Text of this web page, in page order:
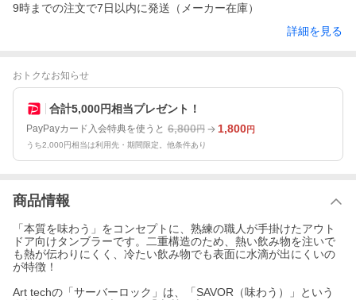
9時までの注文で7日以内に発送（メーカー在庫）
詳細を見る
おトクなお知らせ
合計5,000円相当プレゼント！
PayPayカード入会特典を使うと 6,800円 1,800円
うち2,000円相当は利用先・期間限定。他条件あり
商品情報
「本質を味わう」をコンセプトに、熟練の職人が手掛けたアウト
ドア向けタンブラーです。二重構造のため、熱い飲み物を注いで
も熱が伝わりにくく、冷たい飲み物でも表面に水滴が出にくいの
が特徴！
Art techの「サーバーロック」は、「SAVOR（味わう）」という